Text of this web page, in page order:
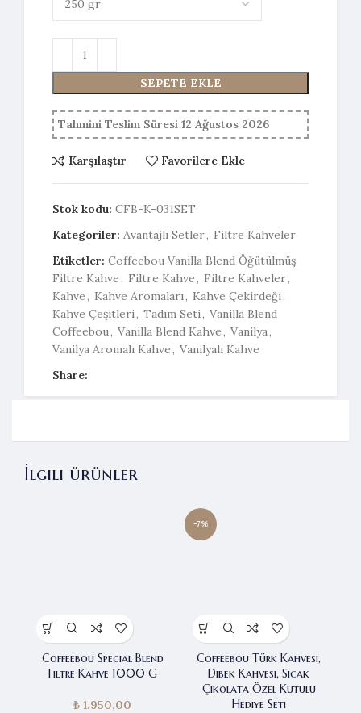
SEPETE EKLE
Tahmini Teslim Süresi 12 Ağustos 2026
Karşılaştır Favorilere Ekle
Stok kodu: CFB-K-031SET
Kategoriler: Avantajlı Setler, Filtre Kahveler
Etiketler: Coffeebou Vanilla Blend Öğütülmüş
Filtre Kahve , Filtre Kahve , Filtre Kahveler,
Kahve , Kahve Aromaları , Kahve Çekirdeği ,
Kahve Çeşitleri , Tadım Seti , Vanilla Blend
Coffeebou , Vanilla Blend Kahve , Vanilya ,
Vanilya Aromalı Kahve , Vanilyalı Kahve
Share:
İlgili ürünler
Coffeebou Special Blend
Filtre Kahve 1000 G
₺ 1.950,00
-7%
Coffeebou Türk Kahvesi,
Dibek Kahvesi, Sıcak
Çikolata Özel Kutulu
Hediye Seti